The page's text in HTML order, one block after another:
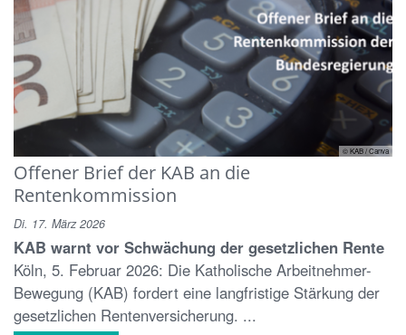
© KAB / Canva
Offener Brief der KAB an die
Rentenkommission
Di. 17. März 2026
KAB warnt vor Schwächung der gesetzlichen Rente
Köln, 5. Februar 2026: Die Katholische Arbeitnehmer-
Bewegung (KAB) fordert eine langfristige Stärkung der
gesetzlichen Rentenversicherung. ...